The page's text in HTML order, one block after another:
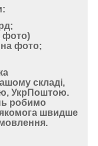
фото)
на фото;
складі,
УкрПоштою.
робимо
швидше